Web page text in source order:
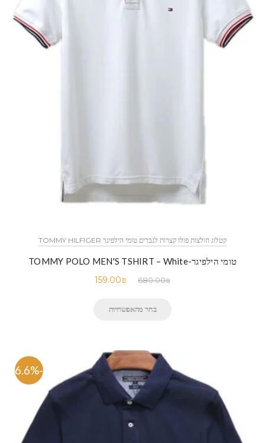
קטלוג חולצות פולו קצרות לגברים טומי הילפיגר TOMMY HILFIGER
טומי הילפיגר-TOMMY POLO MEN'S TSHIRT – White
680.00₪
159.00₪
בחר מהאפשרויות
-76.6%